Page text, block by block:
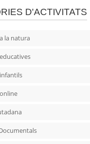
D'ACTIVITATS
la natura